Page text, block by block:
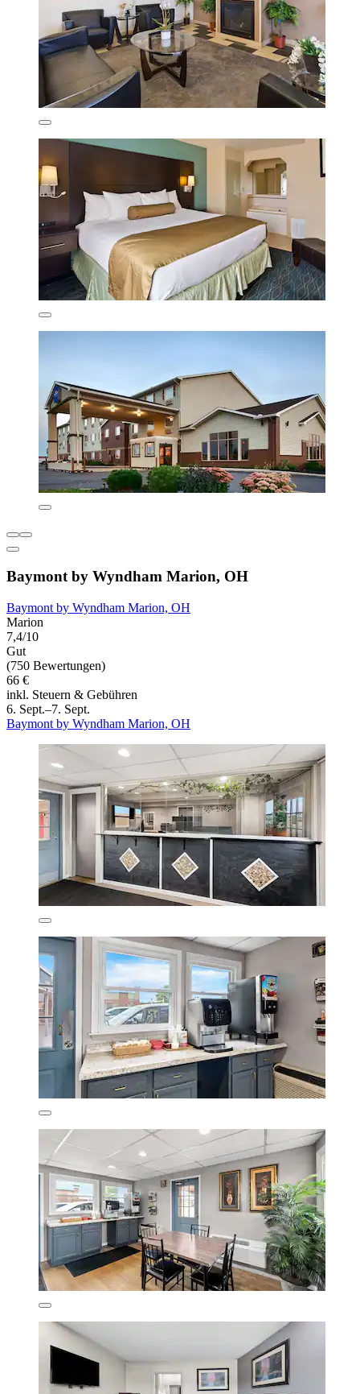
Baymont by Wyndham Marion, OH
Baymont by Wyndham Marion, OH
Marion
7,4/10
Gut
(750 Bewertungen)
66 €
inkl. Steuern & Gebühren
6. Sept.–7. Sept.
Baymont by Wyndham Marion, OH